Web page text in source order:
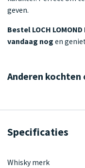
geven.
Bestel LOCH
vandaag nog en
Anderen kochten
Specificaties
Whisky merk